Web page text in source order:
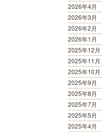
2026年4月
2026年3月
2026年2月
2026年1月
2025年12月
2025年11月
2025年10月
2025年9月
2025年8月
2025年7月
2025年5月
2025年4月